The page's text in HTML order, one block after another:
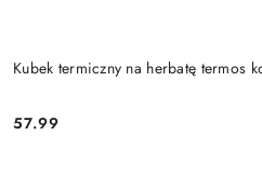
Kubek termiczny na herbatę termos
Cena:
57.99